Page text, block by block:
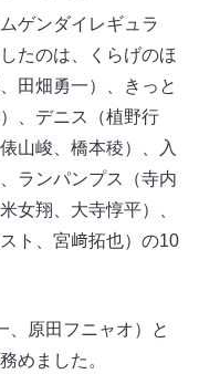
ゲンダイレギュラ
たのは、くらげのほ
田畑勇一）、きっと
、デニス（植野行
山峻、橋本稜）、入
ランパンプス（寺内
女翔、大寺惇平）、
ト、宮﨑拓也）の10
、原田フニャオ）と
務めました。